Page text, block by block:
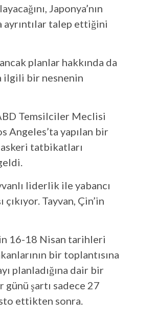
Japonya’nın
ayrıntılar talep ettiğini
planlar hakkında da
ilgili bir nesnenin
Temsilciler Meclisi
Angeles’ta yapılan bir
tatbikatları
liderlik ile yabancı
Tayvan, Çin’in
16-18 Nisan tarihleri
bir toplantısına
planladığına dair bir
günü şartı sadece 27
ettikten sonra.